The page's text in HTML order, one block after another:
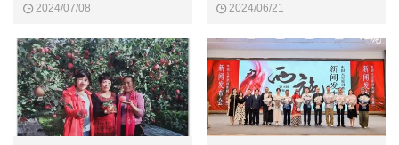
2024/07/08 2024/06/21